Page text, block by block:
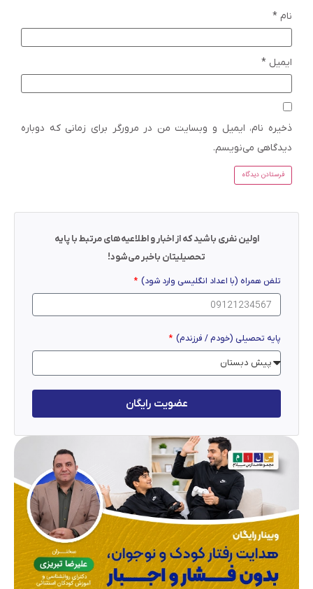
نام *
ایمیل *
ذخیره نام، ایمیل و وبسایت من در مرورگر برای زمانی که دوباره
دیدگاهی می‌نویسم.
اولین نفری باشید که از اخبار و اطلاعیه‌های مرتبط با پایه
تحصیلیتان باخبر می‌شود!
تلفن همراه (با اعداد انگلیسی وارد شود)
پایه تحصیلی (خودم / فرزندم)
عضویت رایگان